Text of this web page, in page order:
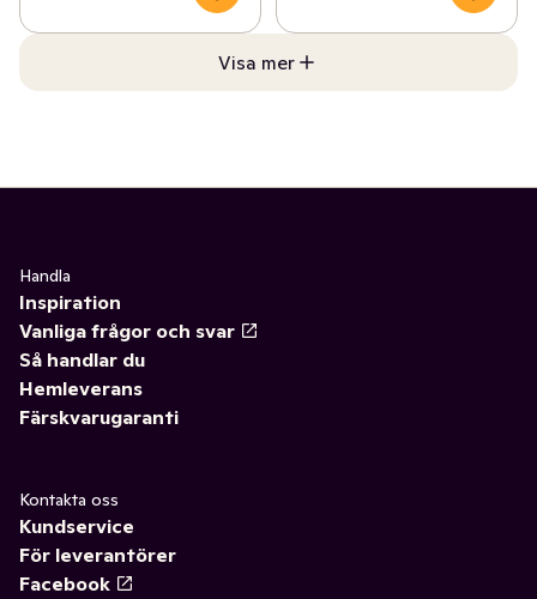
Visa mer
Handla
Inspiration
Vanliga frågor och svar
Så handlar du
Hemleverans
Färskvarugaranti
Kontakta oss
Kundservice
För leverantörer
Facebook